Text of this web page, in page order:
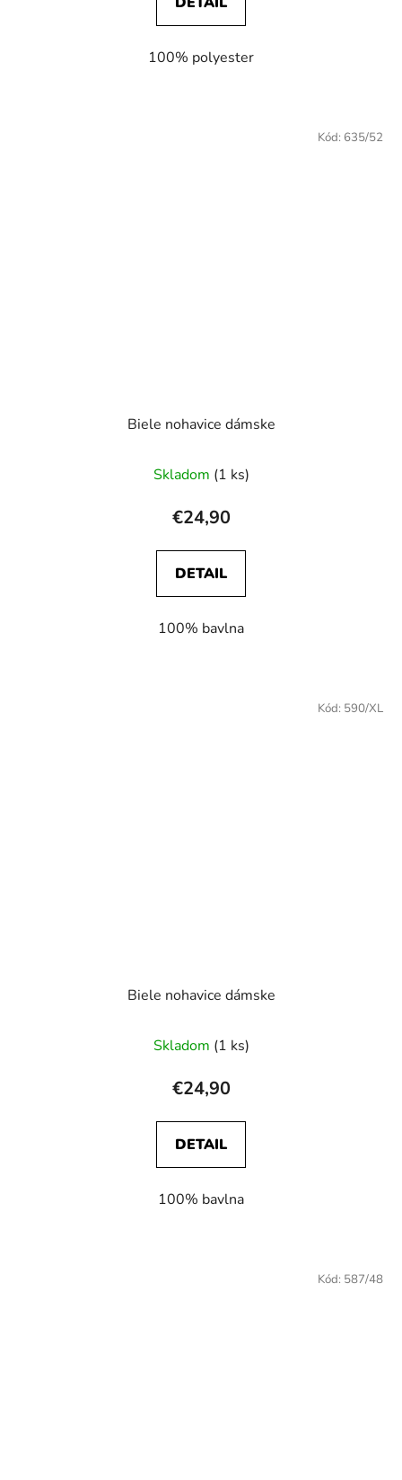
100% polyester
Biele nohavice dámske
Skladom (1 ks)
€24,90
DETAIL
100% bavlna
Kód: 635/52
Biele nohavice dámske
Skladom (1 ks)
€24,90
DETAIL
100% bavlna
Kód: 590/XL
Kód: 587/48